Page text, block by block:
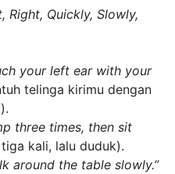
Right, Quickly, Slowly,
your left ear with your
telinga kirimu dengan
three times, then sit
kali, lalu duduk).
around the table slowly.”